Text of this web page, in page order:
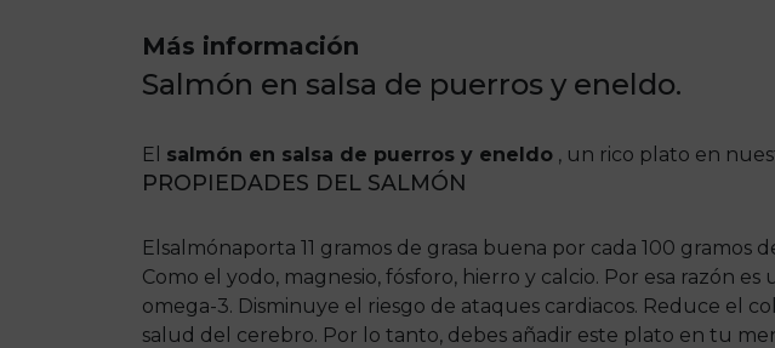
Más información
Salmón en salsa de puerros y eneldo.
El salmón en salsa de puerros y eneldo , un rico plato en
PROPIEDADES DEL SALMÓN
Elsalmónaporta 11 gramos de grasa buena por cada 100
Como el yodo, magnesio, fósforo, hierro y calcio. Por esa razón
omega-3. Disminuye el riesgo de ataques cardiacos. Reduce el
salud del cerebro. Por lo tanto, debes añadir este plato en tu